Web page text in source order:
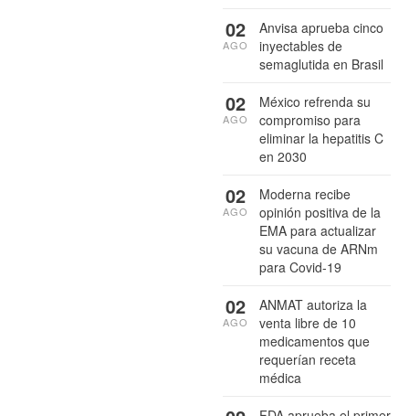
Anvisa aprueba cinco
inyectables de
semaglutida en Brasil
02
AGO
México refrenda su
compromiso para
eliminar la hepatitis C
en 2030
02
AGO
Moderna recibe
opinión positiva de la
EMA para actualizar
su vacuna de ARNm
para Covid-19
02
AGO
ANMAT autoriza la
venta libre de 10
medicamentos que
requerían receta
médica
02
AGO